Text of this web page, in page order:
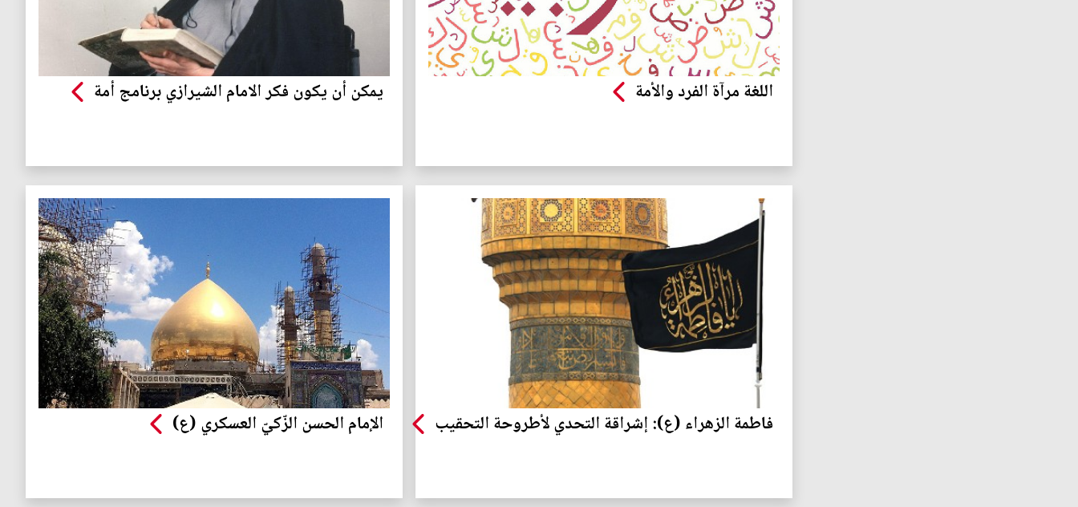
اللغة مرآة الفرد والأمة يمكن أن يكون فكر الامام الشيرازي برنامج أمة
فاطمة الزهراء (ع): إشراقة التحدي لأطروحة التحقيب الإمام الحسن الزّكيّ العسكري (ع)